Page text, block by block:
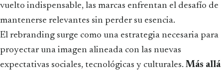
vuelto indispensable, las marcas enfrentan el desafío de
mantenerse relevantes sin perder su esencia.
El rebranding surge como una estrategia necesaria para
proyectar una imagen alineada con las nuevas
expectativas sociales, tecnológicas y culturales. Más allá